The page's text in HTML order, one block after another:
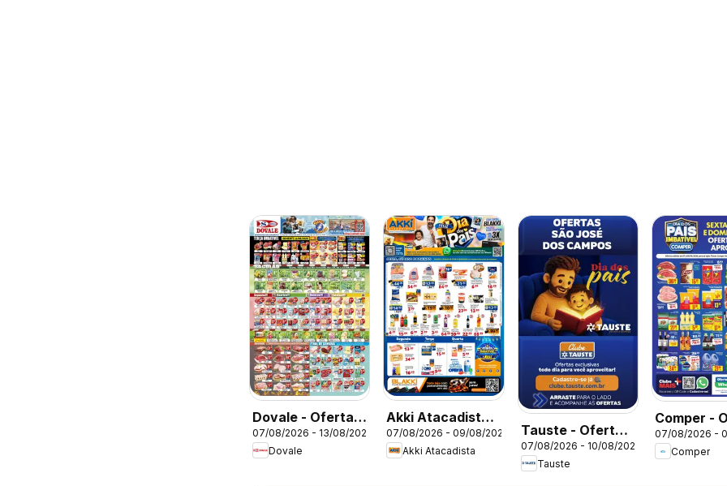
Dovale - Ofertas
da semana
07/08/2026 - 13/08/2026
Dovale
Akki Atacadista -
Ofertas da
semana
07/08/2026 - 09/08/2026
Akki Atacadista
Tauste - Ofertas
da semana
07/08/2026 - 10/08/2026
Tauste
Comper -
da semana
07/08/2026 -
Comper